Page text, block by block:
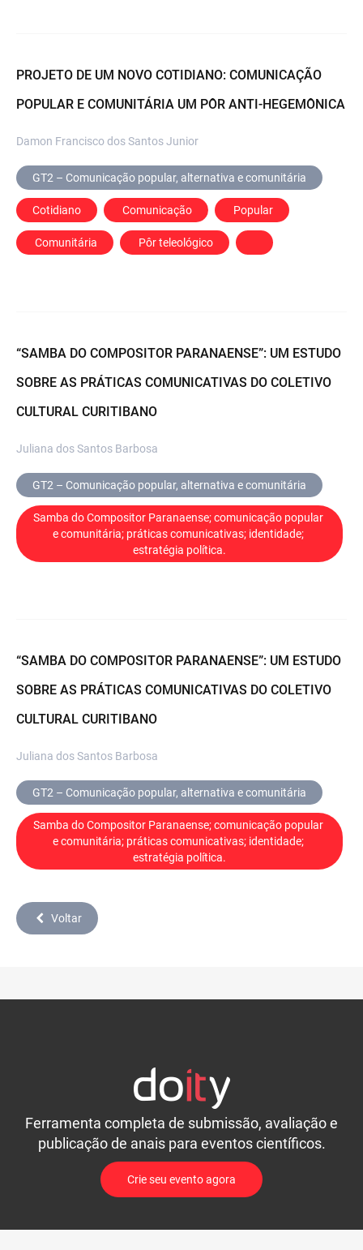
PROJETO DE UM NOVO COTIDIANO: COMUNICAÇÃO
POPULAR E COMUNITÁRIA UM PÔR ANTI-HEGEMÔNICA
Damon Francisco dos Santos Junior
GT2 – Comunicação popular, alternativa e comunitária
Cotidiano Comunicação Popular
Comunitária Pôr teleológico
“SAMBA DO COMPOSITOR PARANAENSE”: UM ESTUDO
SOBRE AS PRÁTICAS COMUNICATIVAS DO COLETIVO
CULTURAL CURITIBANO
Juliana dos Santos Barbosa
GT2 – Comunicação popular, alternativa e comunitária
Samba do Compositor Paranaense; comunicação popular
e comunitária; práticas comunicativas; identidade;
estratégia política.
“SAMBA DO COMPOSITOR PARANAENSE”: UM ESTUDO
SOBRE AS PRÁTICAS COMUNICATIVAS DO COLETIVO
CULTURAL CURITIBANO
Juliana dos Santos Barbosa
GT2 – Comunicação popular, alternativa e comunitária
Samba do Compositor Paranaense; comunicação popular
e comunitária; práticas comunicativas; identidade;
estratégia política.
Voltar
Ferramenta completa de submissão, avaliação e
publicação de anais para eventos científicos.
Crie seu evento agora